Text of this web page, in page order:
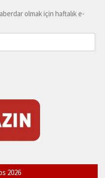
olmak için haftalık e-
2026